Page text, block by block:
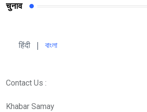
चुनाव
हिंदी | বাংলা
Contact Us :
Khabar Samay